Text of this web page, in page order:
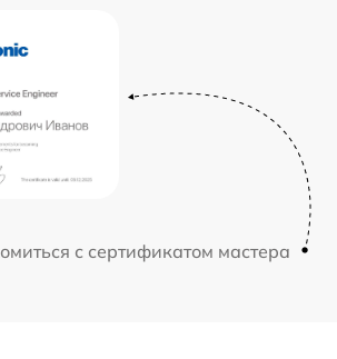
с сертификатом мастера